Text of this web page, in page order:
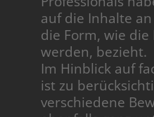
auf die Inhalte
die Form, wie
werden, bezieht.
Im Hinblick auf
ist zu
verschiedene